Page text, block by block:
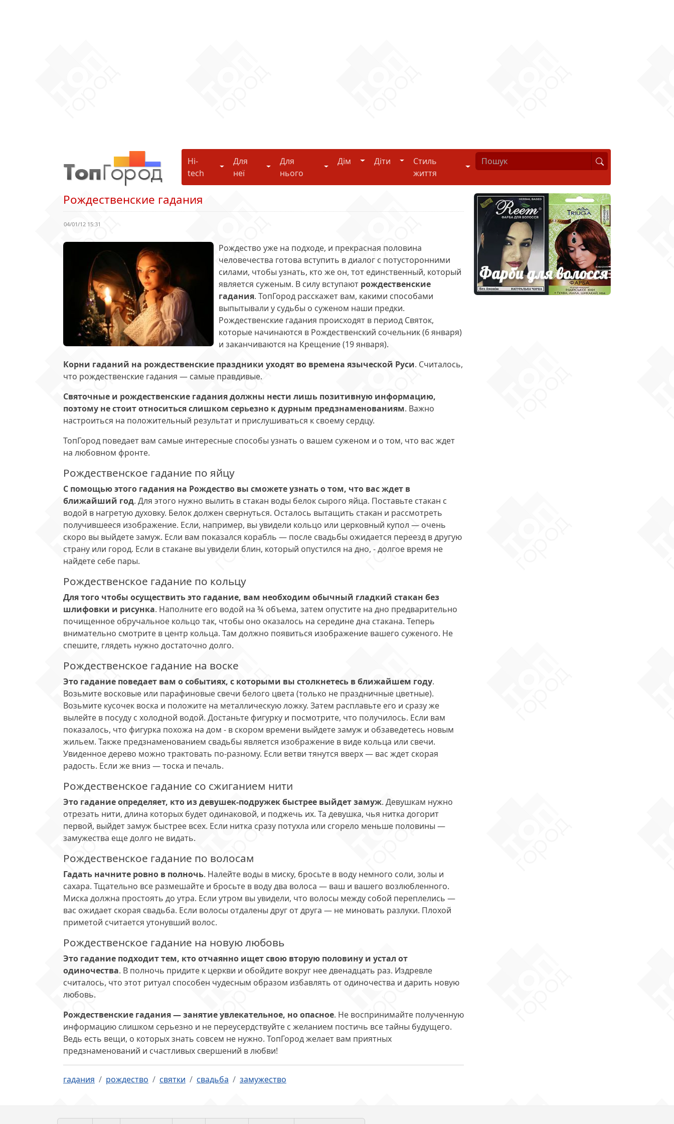
Hi-
tech
Hi-tech
Для
неї
Для неї
Для
нього
Для нього
Дім Дім Діти ДітиСтиль
життя
Стиль життя
Рождественские гадания
04/01/12 15:31
Рождество уже на подходе, и прекрасная половина
человечества готова вступить в диалог с потусторонними
силами, чтобы узнать, кто же он, тот единственный, который
является суженым. В силу вступают рождественские
гадания. ТопГород расскажет вам, какими способами
выпытывали у судьбы о суженом наши предки.
Рождественские гадания происходят в период Святок,
которые начинаются в Рождественский сочельник (6 января)
и заканчиваются на Крещение (19 января).
Корни гаданий на рождественские праздники уходят во времена языческой Руси. Считалось,
что рождественские гадания — самые правдивые.
Святочные и рождественские гадания должны нести лишь позитивную информацию,
поэтому не стоит относиться слишком серьезно к дурным предзнаменованиям. Важно
настроиться на положительный результат и прислушиваться к своему сердцу.
ТопГород поведает вам самые интересные способы узнать о вашем суженом и о том, что вас ждет
на любовном фронте.
Рождественское гадание по яйцу
С помощью этого гадания на Рождество вы сможете узнать о том, что вас ждет в
ближайший год. Для этого нужно вылить в стакан воды белок сырого яйца. Поставьте стакан с
водой в нагретую духовку. Белок должен свернуться. Осталось вытащить стакан и рассмотреть
получившееся изображение. Если, например, вы увидели кольцо или церковный купол — очень
скоро вы выйдете замуж. Если вам показался корабль — после свадьбы ожидается переезд в другую
страну или город. Если в стакане вы увидели блин, который опустился на дно, - долгое время не
найдете себе пары.
Рождественское гадание по кольцу
Для того чтобы осуществить это гадание, вам необходим обычный гладкий стакан без
шлифовки и рисунка. Наполните его водой на ¾ объема, затем опустите на дно предварительно
почищенное обручальное кольцо так, чтобы оно оказалось на середине дна стакана. Теперь
внимательно смотрите в центр кольца. Там должно появиться изображение вашего суженого. Не
спешите, глядеть нужно достаточно долго.
Рождественское гадание на воске
Это гадание поведает вам о событиях, с которыми вы столкнетесь в ближайшем году.
Возьмите восковые или парафиновые свечи белого цвета (только не праздничные цветные).
Возьмите кусочек воска и положите на металлическую ложку. Затем расплавьте его и сразу же
вылейте в посуду с холодной водой. Достаньте фигурку и посмотрите, что получилось. Если вам
показалось, что фигурка похожа на дом - в скором времени выйдете замуж и обзаведетесь новым
жильем. Также предзнаменованием свадьбы является изображение в виде кольца или свечи.
Увиденное дерево можно трактовать по-разному. Если ветви тянутся вверх — вас ждет скорая
радость. Если же вниз — тоска и печаль.
Рождественское гадание со сжиганием нити
Это гадание определяет, кто из девушек-подружек быстрее выйдет замуж. Девушкам нужно
отрезать нити, длина которых будет одинаковой, и поджечь их. Та девушка, чья нитка догорит
первой, выйдет замуж быстрее всех. Если нитка сразу потухла или сгорело меньше половины —
замужества еще долго не видать.
Рождественское гадание по волосам
Гадать начните ровно в полночь. Налейте воды в миску, бросьте в воду немного соли, золы и
сахара. Тщательно все размешайте и бросьте в воду два волоса — ваш и вашего возлюбленного.
Миска должна простоять до утра. Если утром вы увидели, что волосы между собой переплелись —
вас ожидает скорая свадьба. Если волосы отдалены друг от друга — не миновать разлуки. Плохой
приметой считается утонувший волос.
Рождественское гадание на новую любовь
Это гадание подходит тем, кто отчаянно ищет свою вторую половину и устал от
одиночества. В полночь придите к церкви и обойдите вокруг нее двенадцать раз. Издревле
считалось, что этот ритуал способен чудесным образом избавлять от одиночества и дарить новую
любовь.
Рождественские гадания — занятие увлекательное, но опасное. Не воспринимайте полученную
информацию слишком серьезно и не переусердствуйте с желанием постичь все тайны будущего.
Ведь есть вещи, о которых знать совсем не нужно. ТопГород желает вам приятных
предзнаменований и счастливых свершений в любви!
гадания рождество святки свадьба замужество